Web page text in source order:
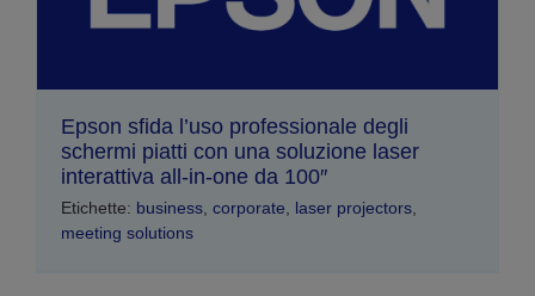
Epson sfida l’uso professionale degli
schermi piatti con una soluzione laser
interattiva all-in-one da 100″
Etichette: business corporate laser projectors
meeting solutions